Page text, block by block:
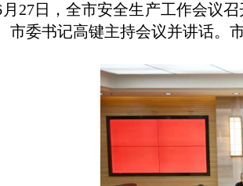
日，全市安全生产工作会议召
市委书记高键主持会议并讲话。